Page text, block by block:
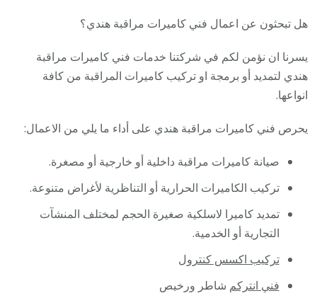
هل تبحثون عن اعمال فني كاميرات مراقبة هندي؟
يسرنا ان نؤمن لكم في شركتنا خدمات فني كاميرات مراقبة
هندي لتمديد أو برمجة او تركيب كاميرات المراقبة من كافة
انواعها.
يحرص فني كاميرات مراقبة هندي على أداء ما يلي من الاعمال:
صيانة كاميرات مراقبة داخلية أو خارجية أو مصغرة.
تركيب الكاميرات الحرارية أو التناظرية لأغراض متنوعة.
تمديد كاميرا لاسلكية صغيرة الحجم لمختلف المنشآت
التجارية أو الخدمية.
تركيب اكسس كنترول
فني انتركم شاطر ورخيص